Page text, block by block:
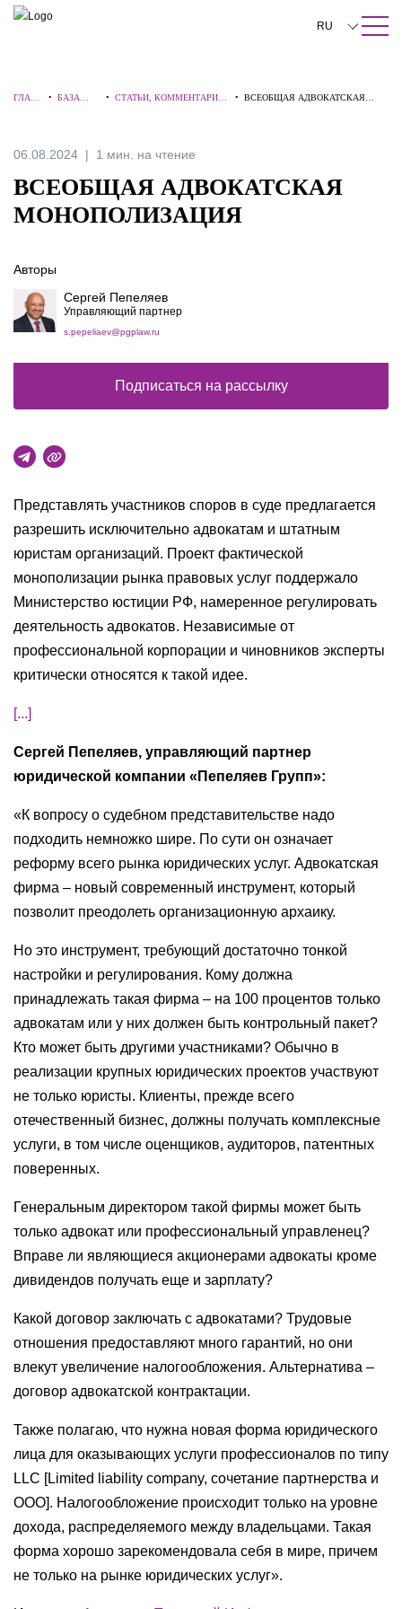
ПОИСК ПО САЙТУ Закрыть
RU
中文
ГЛАВН
• БАЗА
• СТАТЬИ, КОММЕНТАРИИ,
•ВСЕОБЩАЯ АДВОКАТСКАЯ
06.08.2024 1 мин. на чтение
ВСЕОБЩАЯ АДВОКАТСКАЯ
МОНОПОЛИЗАЦИЯ
Представлять участников споров в суде предлагается
разрешить исключительно адвокатам и штатным
юристам организаций. Проект фактической
монополизации рынка правовых услуг поддержало
Министерство юстиции РФ, намеренное регулировать
деятельность адвокатов. Независимые от
профессиональной корпорации и чиновников эксперты
критически относятся к такой идее.
[...]
Сергей Пепеляев, управляющий партнер
юридической компании «Пепеляев Групп»:
«К вопросу о судебном представительстве надо
подходить немножко шире. По сути он означает
реформу всего рынка юридических услуг. Адвокатская
фирма – новый современный инструмент, который
позволит преодолеть организационную архаику.
Но это инструмент, требующий достаточно тонкой
настройки и регулирования. Кому должна
принадлежать такая фирма – на 100 процентов только
адвокатам или у них должен быть контрольный пакет?
Кто может быть другими участниками? Обычно в
реализации крупных юридических проектов участвуют
не только юристы. Клиенты, прежде всего
отечественный бизнес, должны получать комплексные
услуги, в том числе оценщиков, аудиторов, патентных
поверенных.
Генеральным директором такой фирмы может быть
только адвокат или профессиональный управленец?
Вправе ли являющиеся акционерами адвокаты кроме
дивидендов получать еще и зарплату?
Какой договор заключать с адвокатами? Трудовые
отношения предоставляют много гарантий, но они
влекут увеличение налогообложения. Альтернатива –
договор адвокатской контрактации.
Также полагаю, что нужна новая форма юридического
лица для оказывающих услуги профессионалов по типу
LLC [Limited liability company, сочетание партнерства и
ООО]. Налогообложение происходит только на уровне
дохода, распределяемого между владельцами. Такая
форма хорошо зарекомендовала себя в мире, причем
не только на рынке юридических услуг».
Авторы
Сергей Пепеляев
Управляющий партнер
s.pepeliaev@pgplaw.ru
Подписаться на рассылку